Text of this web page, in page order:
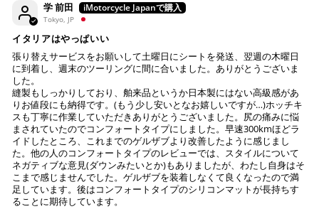
学 前田
Tokyo, JP
イタリアはやっぱいい
張り替えサービスをお願いして土曜日にシートを発送、翌週の木曜日
に到着し、週末のツーリングに間に合いました。ありがとうございま
した。
縫製もしっかりしており、舶来品というか日本製にはない高級感があ
りお値段にも納得です。(もう少し安いとなお嬉しいですが…)ホッチキ
スも丁寧に作業していただきありがとうございました。尻の痛みに悩
まされていたのでコンフォートタイプにしました。早速300kmほどラ
イドしたところ、これまでのゲルザブより改善したように感じまし
た。他の人のコンフォートタイプのレビューでは、スタイルについて
ネガティブな意見(ダウンみたいとか)もありましたが、わたし自身はそ
こまで感じませんでした。ゲルザブを装着しなくて良くなったので満
足しています。後はコンフォートタイプのシリコンマットが長持ちす
ることに期待しています。